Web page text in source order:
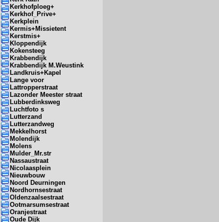
Kerkhofploeg+
Kerkhof_Prive+
Kerkplein
Kermis+Missietent
Kerstmis+
Kloppendijk
Kokensteeg
Krabbendijk
Krabbendijk M.Weustink
Landkruis+Kapel
Lange voor
Lattropperstraat
Lazonder Meester straat
Lubberdinksweg
Luchtfoto s
Lutterzand
Lutterzandweg
Mekkelhorst
Molendijk
Molens
Mulder_Mr.str
Nassaustraat
Nicolaasplein
Nieuwbouw
Noord Deurningen
Nordhornsestraat
Oldenzaalsestraat
Ootmarsumsestraat
Oranjestraat
Oude Dijk